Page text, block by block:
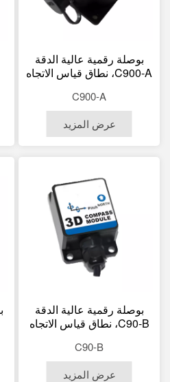
بوصلة رقمية عالية الدقة
C900-A، نطاق قياس الاتجاه
0.01 درجة، مقاومة للماء
بمعيار IP67، نطاق درجة
درجة مئوية
C900-A
عرض المزيد
بوصلة رقمية عالية الدقة
C90-B، نطاق قياس الاتجاه
الدوران 0.1 درجة، مقاومة
للماء بمعيار IP67، نطاق
C90-B
عرض المزيد